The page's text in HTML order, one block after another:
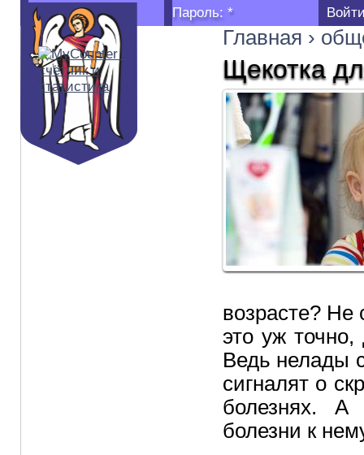
Логин:* Пароль: *
Главная ›
Щекотка
возрасте?
это уж
Ведь нелады
сигналят о
болезнях. А
болезни к